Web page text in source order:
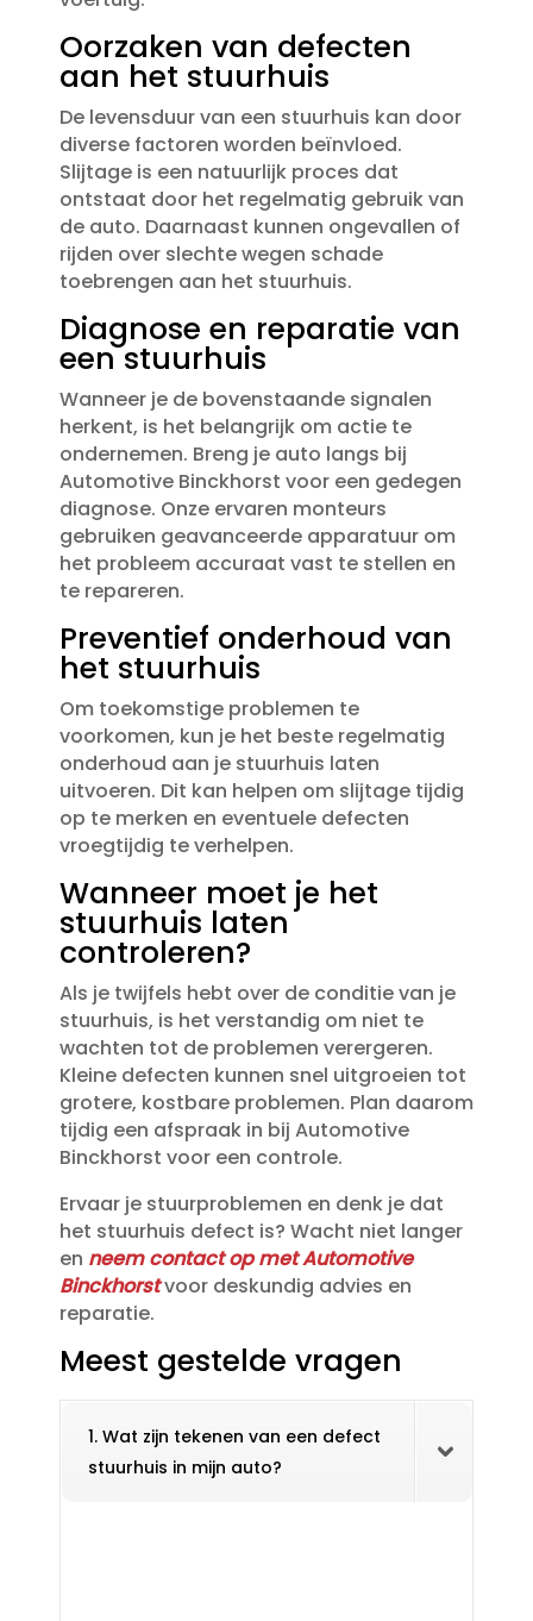
Oorzaken van defecten
aan het stuurhuis
De levensduur van een stuurhuis kan door
diverse factoren worden beïnvloed.​
Slijtage is een natuurlijk proces dat
ontstaat door het regelmatig gebruik van
de auto.​ Daarnaast kunnen ongevallen of
rijden over slechte wegen schade
toebrengen aan het stuurhuis.​
Diagnose en reparatie van
een stuurhuis
Wanneer je de bovenstaande signalen
herkent, is het belangrijk om actie te
ondernemen.​ Breng je auto langs bij
Automotive Binckhorst voor een gedegen
diagnose.​ Onze ervaren monteurs
gebruiken geavanceerde apparatuur om
het probleem accuraat vast te stellen en
te repareren.​
Preventief onderhoud van
het stuurhuis
Om toekomstige problemen te
voorkomen, kun je het beste regelmatig
onderhoud aan je stuurhuis laten
uitvoeren.​ Dit kan helpen om slijtage tijdig
op te merken en eventuele defecten
vroegtijdig te verhelpen.​
Wanneer moet je het
stuurhuis laten
controleren?
Als je twijfels hebt over de conditie van je
stuurhuis, is het verstandig om niet te
wachten tot de problemen verergeren.​
Kleine defecten kunnen snel uitgroeien tot
grotere, kostbare problemen.​ Plan daarom
tijdig een afspraak in bij Automotive
Binckhorst voor een controle.​
Ervaar je stuurproblemen en denk je dat
het stuurhuis defect is? Wacht niet langer
en neem contact op met Automotive
Binckhorstvoor deskundig advies en
reparatie.​
Meest gestelde vragen
1. Wat zijn tekenen van een defect
stuurhuis in mijn auto?